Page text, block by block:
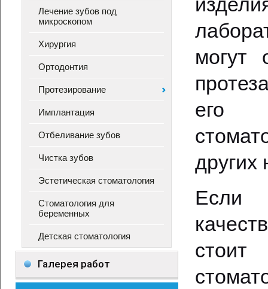
Лечение зубов под
микроскопом
Хирургия
Ортодонтия
Протезирование
Имплантация
Отбеливание зубов
Чистка зубов
Эстетическая стоматология
Стоматология для
беременных
Детская стоматология
Галерея работ
могут
его
других
Если